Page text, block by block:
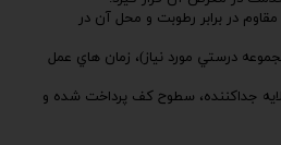
در برابر رطوبت و محل آن در
درستي مورد نياز)، زمان هاي عمل
جداكننده، سطوح كف پرداخت شده و